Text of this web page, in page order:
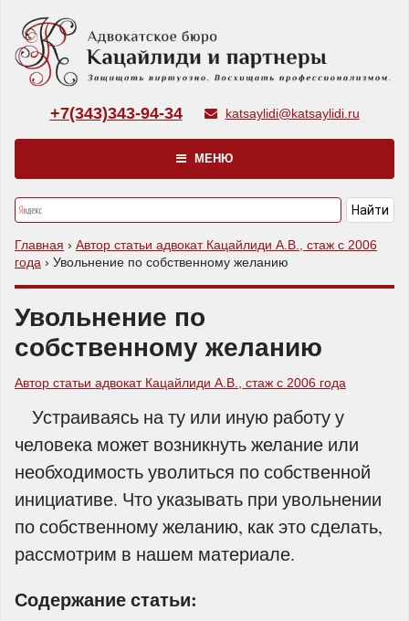
+7(343)343-94-34 katsaylidi@katsaylidi.ru
МЕНЮ
Главная › Автор статьи адвокат Кацайлиди А.В., стаж с 2006
года › Увольнение по собственному желанию
Увольнение по
собственному желанию
Автор статьи адвокат Кацайлиди А.В., стаж с 2006 года
Устраиваясь на ту или иную работу у
человека может возникнуть желание или
необходимость уволиться по собственной
инициативе. Что указывать при увольнении
по собственному желанию, как это сделать,
рассмотрим в нашем материале.
Содержание статьи: